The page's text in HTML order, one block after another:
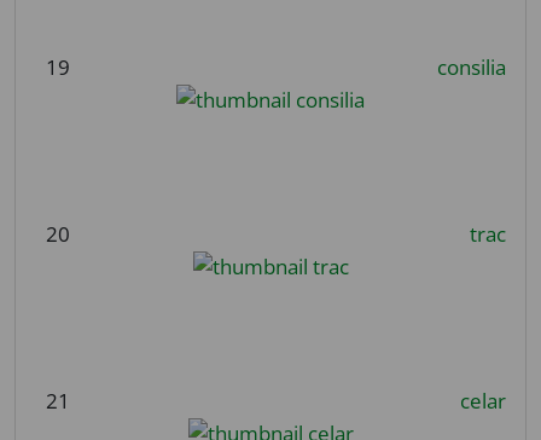
19 consilia
20 trac
21 celar